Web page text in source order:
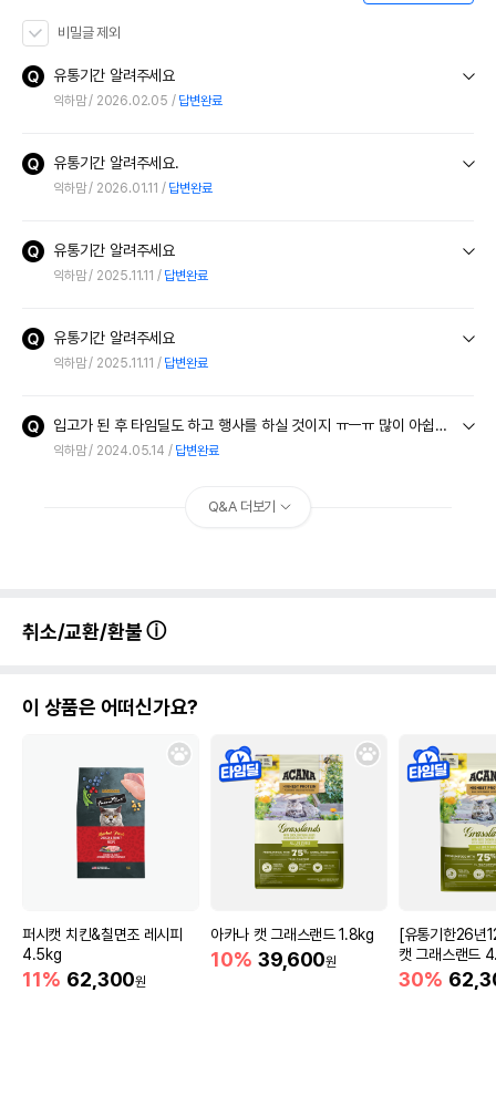
비밀글 제외
유통기간 알려주세요
익하맘 2026.02.05 답변완료
유통기간 알려주세요.
익하맘 2026.01.11 답변완료
유통기간 알려주세요
익하맘 2025.11.11 답변완료
유통기간 알려주세요
익하맘 2025.11.11 답변완료
입고가 된 후 타임딜도 하고 행사를 하실 것이지 ㅠㅡㅠ 많이 아쉽네 요
익하맘 2024.05.14 답변완료
Q&A 더보기
취소/교환/환불
이 상품은 어떠신가요?
퍼시캣 치킨&칠면조 레시피
4.5kg
11% 62,300원
아카나 캣 그래스랜드 1.8kg
10% 39,600원
[유통기한26년
캣 그래스랜드
30%